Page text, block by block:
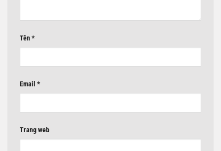
Tên*
Email *
Trang web